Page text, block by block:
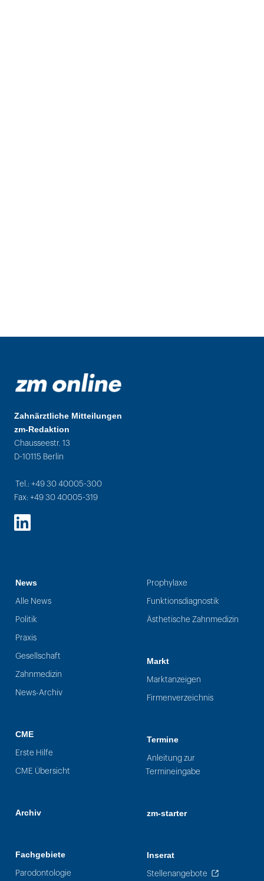
Zahnärztliche Mitteilungen
zm-Redaktion
Chausseestr. 13
D-10115 Berlin
Tel.: +49 30 40005-300
Fax: +49 30 40005-319
LinkedIn
News
Alle News
Politik
Praxis
Gesellschaft
Zahnmedizin
News-Archiv
CME
Erste Hilfe
CME Übersicht
Archiv
Fachgebiete
Parodontologie
Prophylaxe
Funktionsdiagnostik
Ästhetische Zahnmedizin
Markt
Marktanzeigen
Firmenverzeichnis
Termine
Anleitung zur
Termineingabe
zm-starter
Inserat
Stellenangebote